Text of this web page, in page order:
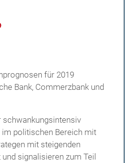
für 2019
Bank, Commerzbank und
schwankungsintensiv
im politischen Bereich mit
mit steigenden
signalisieren zum Teil